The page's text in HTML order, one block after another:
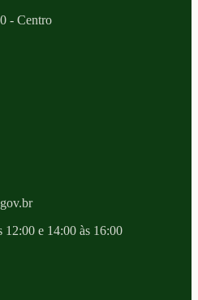
- Centro
e 14:00 às 16:00